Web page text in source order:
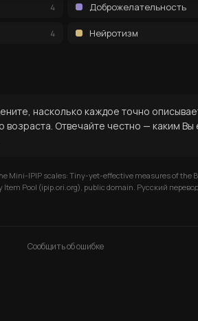
4 Доброжелательность
4 Нейротизм
насколько каждое точно
Отвечайте честно — каким Вы
Mini-IPIP scales: Tiny-yet-effective measures of the
Pool (ipip.ori.org), public domain. Русский
Сообщить об ошибке